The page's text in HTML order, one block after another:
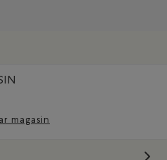
magasin